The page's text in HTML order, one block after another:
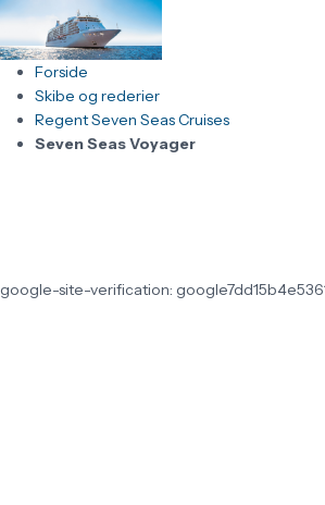
Forside
Skibe og rederier
Regent Seven Seas Cruises
Seven Seas Voyager
google-site-verification: